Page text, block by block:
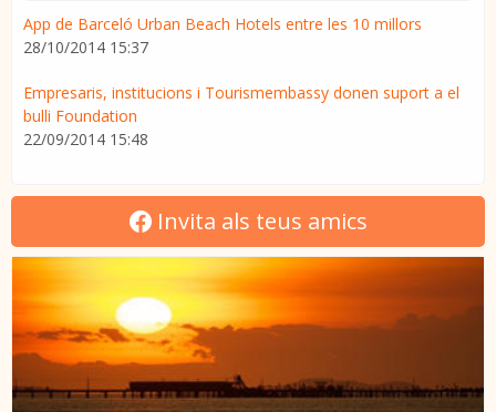
App de Barceló Urban Beach Hotels entre les 10 millors
28/10/2014 15:37
Empresaris, institucions i Tourismembassy donen suport a el
bulli Foundation
22/09/2014 15:48
Invita als teus amics